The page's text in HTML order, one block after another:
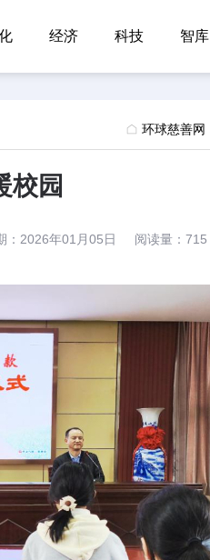
经济 科技 智库
环球慈善网
校园
： 2026年01月05日 阅读量： 715